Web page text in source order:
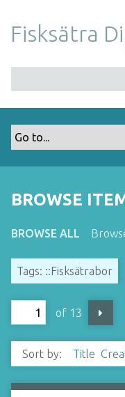
m
Fisksätra
BROWSE
BROWSE ALL
Tags: ::Fisksätrabor
of 13
Sort by: Title